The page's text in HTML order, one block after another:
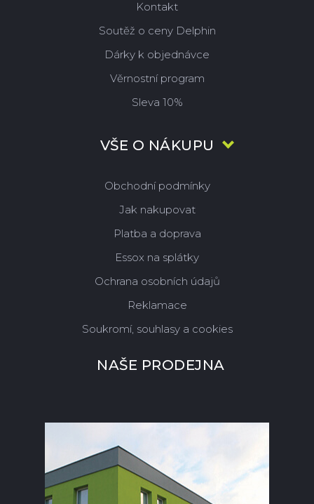
Kontakt
Soutěž o ceny Delphin
Dárky k objednávce
Věrnostní program
Sleva 10%
VŠE O NÁKUPU
Obchodní podmínky
Jak nakupovat
Platba a doprava
Essox na splátky
Ochrana osobních údajů
Reklamace
Soukromí, souhlasy a cookies
NAŠE PRODEJNA